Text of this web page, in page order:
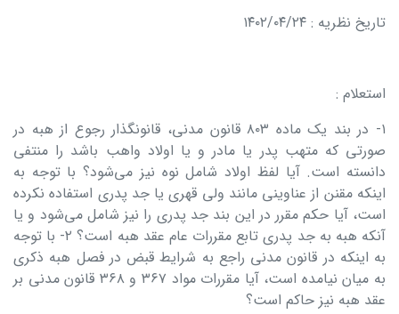
تاریخ نظریه : ۱۴۰۲/۰۴/۲۴
استعلام :
۱- در بند یک ماده ۸۰۳ قانون مدنی، قانونگذار رجوع از هبه در
صورتی که متهب پدر یا مادر و یا اولاد واهب باشد را منتفی
دانسته است. آیا لفظ اولاد شامل نوه نیز می‌شود؟ با توجه به
اینکه مقنن از عناوینی مانند ولی قهری یا جد پدری استفاده نکرده
است، آیا حکم مقرر در این بند جد پدری را نیز شامل می‌شود و یا
آنکه هبه به جد پدری تابع مقررات عام عقد هبه است؟ ۲- با توجه
به اینکه در قانون مدنی راجع به شرایط قبض در فصل هبه ذکری
به میان نیامده است، آیا مقررات مواد ۳۶۷ و ۳۶۸ قانون مدنی بر
عقد هبه نیز حاکم است؟